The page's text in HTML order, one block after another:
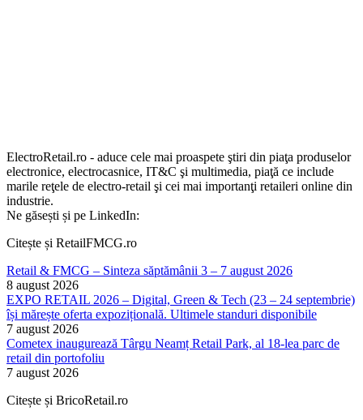
ElectroRetail.ro - aduce cele mai proaspete ştiri din piaţa produselor
electronice, electrocasnice, IT&C şi multimedia, piaţă ce include
marile reţele de electro-retail şi cei mai importanţi retaileri online din
industrie.
Ne găsești și pe LinkedIn:
Citește și RetailFMCG.ro
Retail & FMCG – Sinteza săptămânii 3 – 7 august 2026
8 august 2026
EXPO RETAIL 2026 – Digital, Green & Tech (23 – 24 septembrie)
își mărește oferta expozițională. Ultimele standuri disponibile
7 august 2026
Cometex inaugurează Târgu Neamț Retail Park, al 18-lea parc de
retail din portofoliu
7 august 2026
Citește și BricoRetail.ro